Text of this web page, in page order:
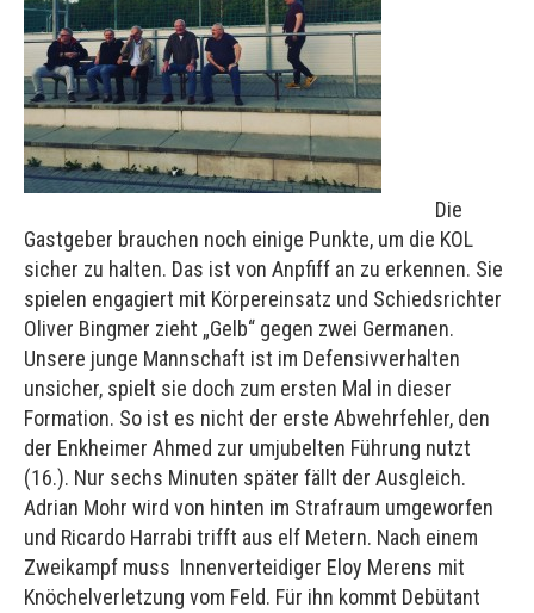
Die
Gastgeber brauchen noch einige Punkte, um die KOL
sicher zu halten. Das ist von Anpfiff an zu erkennen. Sie
spielen engagiert mit Körpereinsatz und Schiedsrichter
Oliver Bingmer zieht „Gelb“ gegen zwei Germanen.
Unsere junge Mannschaft ist im Defensivverhalten
unsicher, spielt sie doch zum ersten Mal in dieser
Formation. So ist es nicht der erste Abwehrfehler, den
der Enkheimer Ahmed zur umjubelten Führung nutzt
(16.). Nur sechs Minuten später fällt der Ausgleich.
Adrian Mohr wird von hinten im Strafraum umgeworfen
und Ricardo Harrabi trifft aus elf Metern. Nach einem
Zweikampf muss Innenverteidiger Eloy Merens mit
Knöchelverletzung vom Feld. Für ihn kommt Debütant